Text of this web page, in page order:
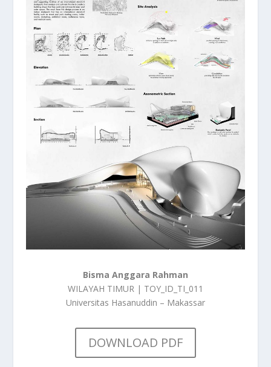
Bisma Anggara Rahman
WILAYAH TIMUR | TOY_ID_TI_011
Universitas Hasanuddin – Makassar
DOWNLOAD PDF